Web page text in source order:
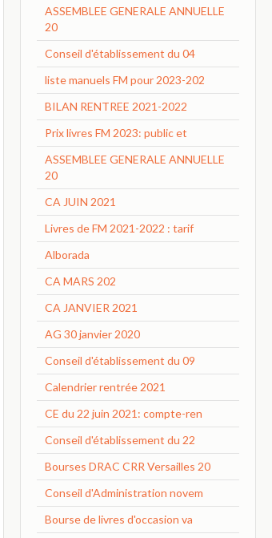
ASSEMBLEE GENERALE ANNUELLE
20
Conseil d'établissement du 04
liste manuels FM pour 2023-202
BILAN RENTREE 2021-2022
Prix livres FM 2023: public et
ASSEMBLEE GENERALE ANNUELLE
20
CA JUIN 2021
Livres de FM 2021-2022 : tarif
Alborada
CA MARS 202
CA JANVIER 2021
AG 30 janvier 2020
Conseil d'établissement du 09
Calendrier rentrée 2021
CE du 22 juin 2021: compte-ren
Conseil d'établissement du 22
Bourses DRAC CRR Versailles 20
Conseil d'Administration novem
Bourse de livres d'occasion va